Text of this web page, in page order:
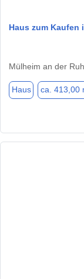
Haus zum Kaufen
Mülheim an der
Haus ca. 413,00